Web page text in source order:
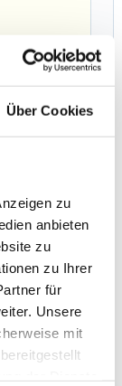
Über Cookies
zu
anbieten
zu
zu Ihrer
für
Unsere
mit
die
...